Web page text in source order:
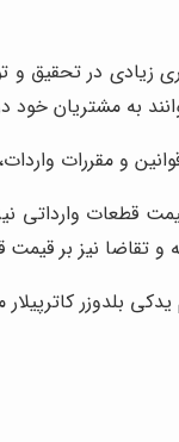
زیادی در تحقیق
به مشتریان خود
و مقررات
قطعات وارداتی
تقاضا نیز بر
بلدوزر کاترپیلار